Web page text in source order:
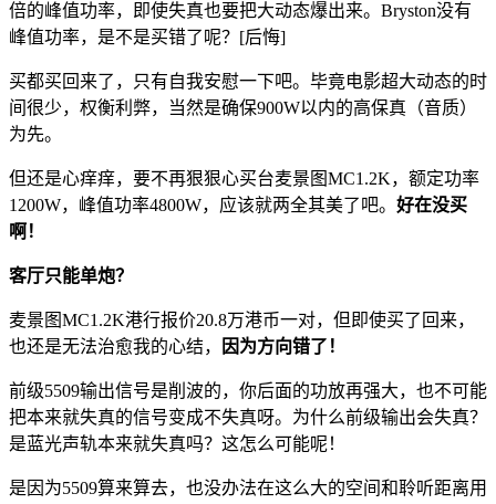
倍的峰值功率，即使失真也要把大动态爆出来。Bryston没有
峰值功率，是不是买错了呢？[后悔]
买都买回来了，只有自我安慰一下吧。毕竟电影超大动态的时
间很少，权衡利弊，当然是确保900W以内的高保真（音质）
为先。
但还是心痒痒，要不再狠狠心买台麦景图MC1.2K，额定功率
1200W，峰值功率4800W，应该就两全其美了吧。 好在没买
啊！
客厅只能单炮？
麦景图MC1.2K港行报价20.8万港币一对，但即使买了回来，
也还是无法治愈我的心结，
因为方向错了！
前级5509输出信号是削波的，你后面的功放再强大，也不可能
把本来就失真的信号变成不失真呀。为什么前级输出会失真？
是蓝光声轨本来就失真吗？这怎么可能呢！
是因为5509算来算去，也没办法在这么大的空间和聆听距离用